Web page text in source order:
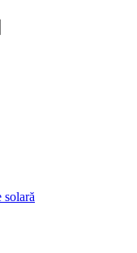
solară